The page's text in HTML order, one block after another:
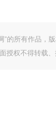
”的所有作品
权不得转载